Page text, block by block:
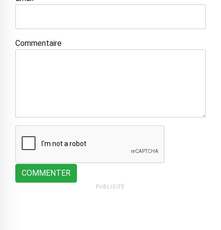
Commentaire
COMMENTER
PUBLICITÉ